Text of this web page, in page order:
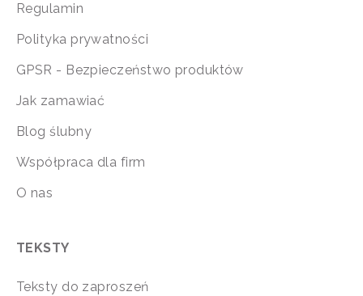
Regulamin
Polityka prywatności
GPSR - Bezpieczeństwo produktów
Jak zamawiać
Blog ślubny
Współpraca dla firm
O nas
TEKSTY
Teksty do zaproszeń